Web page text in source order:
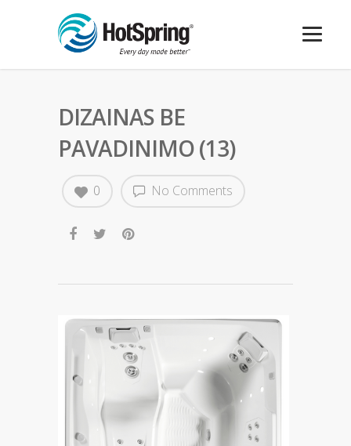
DIZAINAS BE
PAVADINIMO (13)
No Comments
0